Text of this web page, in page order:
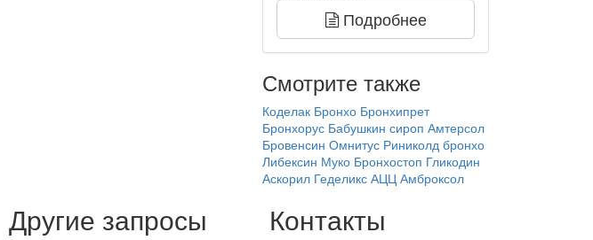
Подробнее
Смотрите также
Коделак Бронхо Бронхипрет
Бронхорус Бабушкин сироп Амтерсол
Бровенсин Омнитус Риниколд бронхо
Либексин Муко Бронхостоп Гликодин
Аскорил Геделикс АЦЦ Амброксол
Другие запросы Контакты